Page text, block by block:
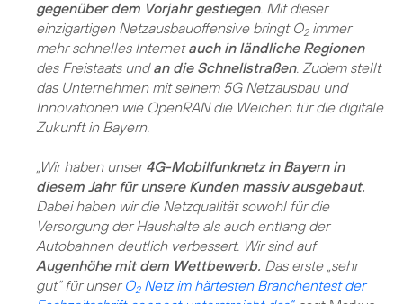
gegenüber dem Vorjahr gestiegen. Mit dieser
einzigartigen Netzausbauoffensive bringt O2immer
mehr schnelles Internetauch in ländliche Regionen
des Freistaats undan die Schnellstraßen. Zudem stellt
das Unternehmen mit seinem 5G Netzausbau und
Innovationen wie OpenRAN die Weichen für die digitale
Zukunft in Bayern.
„Wir haben unser4G-Mobilfunknetz in Bayern in
diesem Jahr für unsere Kunden massiv ausgebaut.
Dabei haben wir die Netzqualität sowohl für die
Versorgung der Haushalte als auch entlang der
Autobahnen deutlich verbessert. Wir sind auf
Augenhöhe mit dem Wettbewerb. Das erste „sehr
gut“ für unser O2Netz im härtesten Branchentest der